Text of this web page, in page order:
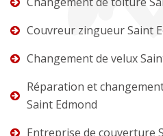
Couvreur zingueur Saint
Changement de velux
Réparation et
Saint Edmond
Entreprise de couverture